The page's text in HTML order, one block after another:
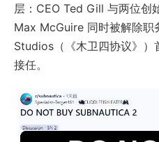
层：CEO Ted Gill 与两位创
Max McGuire 同时被解除
Studios（《木卫四协议》
接任。